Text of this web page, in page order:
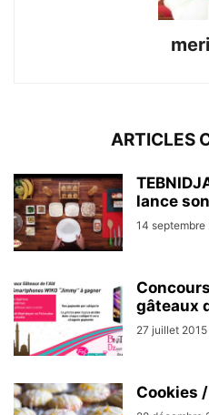
ARTICLES
lance
14 septembre
gâteaux
27 juillet 2015
Cookies